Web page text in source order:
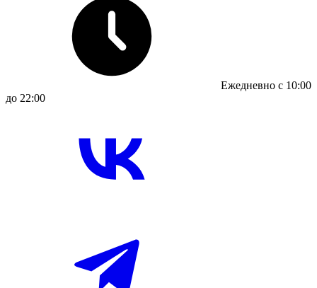
Ежедневно с 10:00
до 22:00